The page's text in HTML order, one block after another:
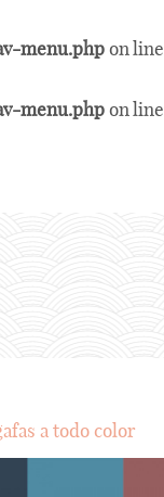
menu.phpon line
menu.phpon line
a todo color